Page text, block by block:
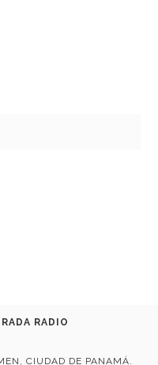
RADIO
CIUDAD DE PANAMÁ.